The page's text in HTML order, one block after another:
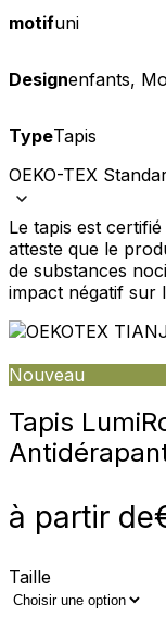
motifuni
Designenfants,
TypeTapis
OEKO-TEX
Le tapis est
atteste que le
de substances
impact négatif sur
Nouveau
Tapis Lumi
à partir de
Taille